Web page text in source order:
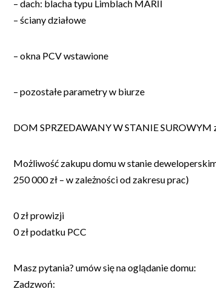
– dach: blacha typu Limblach MARII
– ściany działowe
– okna PCV wstawione
– pozostałe parametry w biurze
DOM SPRZEDAWANY W STANIE SUROWYM
Możliwość zakupu domu w stanie
250 000 zł – w zależności od zakresu prac)
0 zł prowizji
0 zł podatku PCC
Masz pytania? umów się na oglądanie domu:
Zadzwoń: